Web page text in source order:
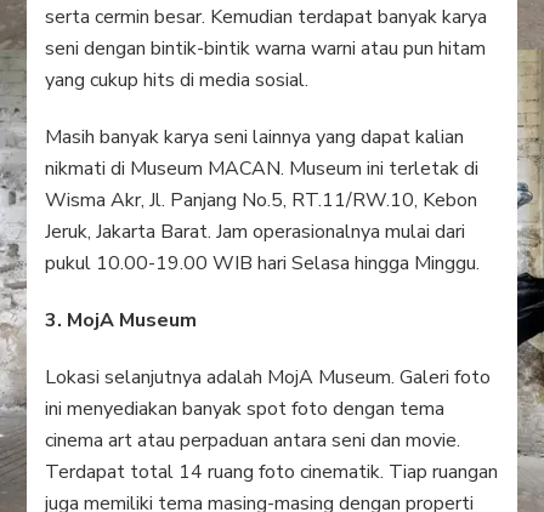
serta cermin besar. Kemudian terdapat banyak karya
seni dengan bintik-bintik warna warni atau pun hitam
yang cukup hits di media sosial.
Masih banyak karya seni lainnya yang dapat kalian
nikmati di Museum MACAN. Museum ini terletak di
Wisma Akr, Jl. Panjang No.5, RT.11/RW.10, Kebon
Jeruk, Jakarta Barat. Jam operasionalnya mulai dari
pukul 10.00-19.00 WIB hari Selasa hingga Minggu.
3. MojA Museum
Lokasi selanjutnya adalah MojA Museum. Galeri foto
ini menyediakan banyak spot foto dengan tema
cinema art atau perpaduan antara seni dan movie.
Terdapat total 14 ruang foto cinematik. Tiap ruangan
juga memiliki tema masing-masing dengan properti